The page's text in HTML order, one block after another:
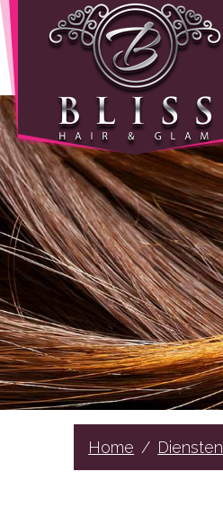
Wie
zijn
wij
Onze
producten
Prijzen
Gastenboek
Diensten
Hair
BeautyHome Diensten